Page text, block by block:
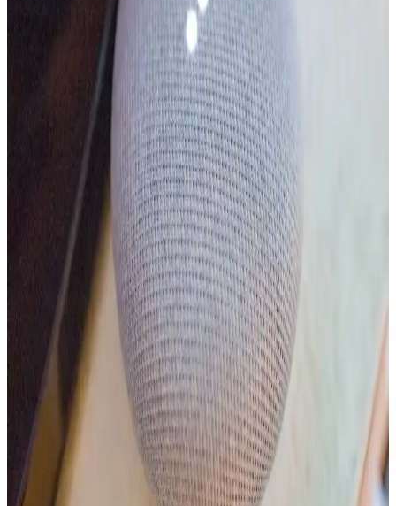
IKEA'nın Donut lambası, akıllı ev sistemleriyle uyumlu renk ayarı
ve modern tasarımıyla dikkat çekiyor. Ancak yüksek fiyat ve nakliye
sorunları kullanıcı deneyimini etkiliyor.
Futurehome'un Akıllı Ev Hub'ında Abonelik Modeli
ve Akıllı Ev Teknolojilerinde Sürdürülebilirlik
Futurehome'un iflas sonrası akıllı ev hub'ını yıllık abonelikle
kullanma zorunluluğu, cihazların işlevselliğini kısıtlayarak sektörde
sürdürülebilirlik ve kullanıcı hakları konularını gündeme taşıdı.
Apple'ın iPad 12 ve Apple Intelligence Teknolojisi:
Beklentiler ve Gecikmelerin Nedenleri
Apple'ın Mart 2026 etkinliğinde iPad 12 ve Apple Intelligence
beklentileri karşılanmadı. Donanım maliyetleri, yapay zeka algısı ve
teknolojik gelişmeler gecikmeye neden oldu.
Apple Akıllı Ev Ekranı ve HomeKit: Siri'nin
Yetersizliği ve Ekosistem Sorunları
Apple'ın akıllı ev ekranı ve HomeKit ekosistemi, gizlilik
avantajlarına rağmen Siri'nin yetersizliği ve sınırlı entegrasyonlar
nedeniyle kullanıcı beklentilerini karşılamıyor. iOS 27 güncellemesi
kritik bir dönemeç.
Google Assistant ve Akıllı Ev Sistemlerinde İşlevsellik
Sorunları ve Kullanıcı Endişeleri